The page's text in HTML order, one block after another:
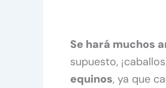
Se hará muchos
supuesto,
equinos, ya que